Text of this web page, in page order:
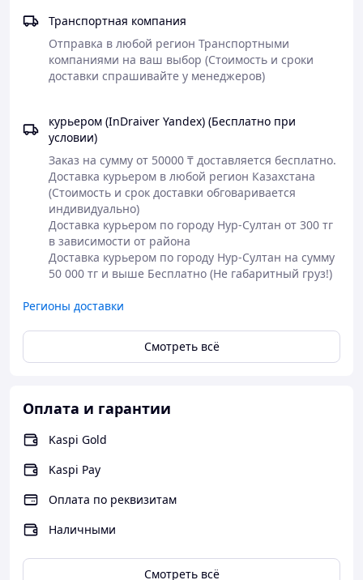
Транспортная компания
Отправка в любой регион Транспортными
компаниями на ваш выбор (Стоимость и сроки
курьером (InDraiver Yandex) (Бесплатно при
условии)
Заказ на сумму от 50000 ₸ доставляется бесплатно.
Доставка курьером в любой регион Казахстана
(Стоимость и срок доставки обговаривается
индивидуально)
Доставка курьером по городу Нур-Султан от 300 тг
в зависимости от района
Доставка курьером по городу Нур-Султан на сумму
50 000 тг и выше Бесплатно (Не габаритный груз!)
Регионы доставки
Смотреть всё
Оплата и гарантии
Kaspi Gold
Kaspi Pay
Оплата по реквизитам
Наличными
Смотреть всё